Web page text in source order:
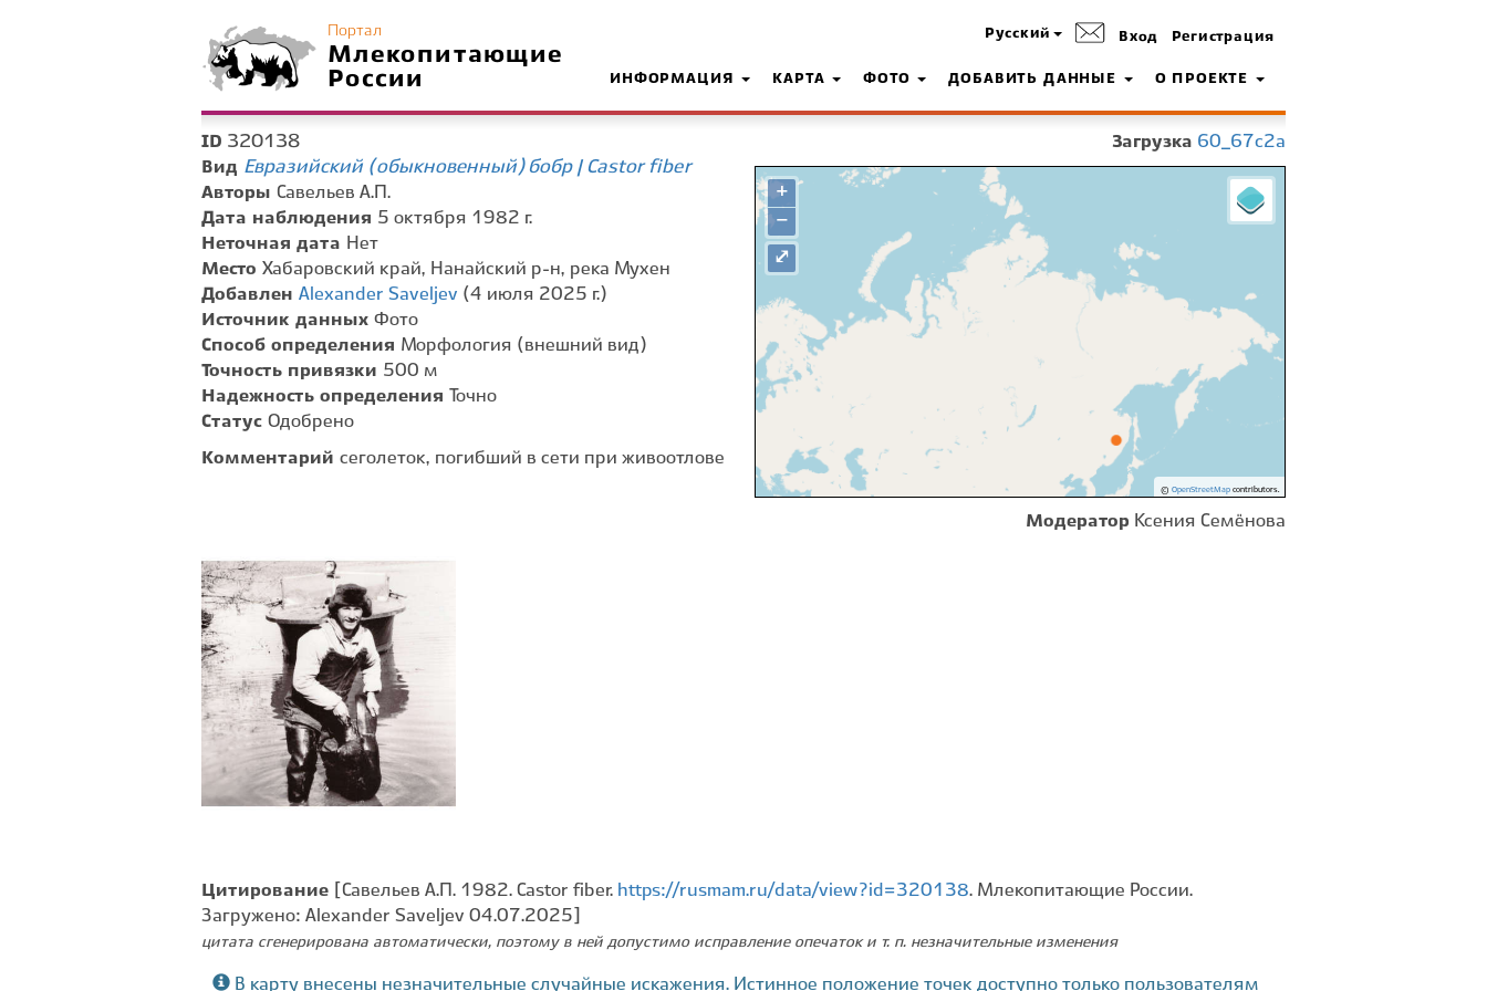
Портал
Млекопитающие
России
Русский Вход Регистрация
ИНФОРМАЦИЯ КАРТА ФОТО ДОБАВИТЬ ДАННЫЕ О ПРОЕКТЕ
ID 320138
Вид Евразийский (обыкновенный) бобр | Castor fiber
Авторы Савельев А.П.
Дата наблюдения 5 октября 1982 г.
Неточная дата Нет
Место Хабаровский край, Нанайский р-н, река Мухен
Добавлен Alexander Saveljev (4 июля 2025 г.)
Источник данных Фото
Способ определения Морфология (внешний вид)
Точность привязки 500 м
Надежность определения
Точно
Статус Одобрено
Комментарий сеголеток, погибший в сети при живоотлове
Загрузка 60_67c2a
+
−
© OpenStreetMapcontributors.
⤢
Модератор Ксения Семёнова
Цитирование [Савельев А.П. 1982. Castor fiber. https://rusmam.ru/data/view?id=320138. Млекопитающие России.
Загружено: Alexander Saveljev 04.07.2025]
цитата сгенерирована автоматически, поэтому в ней допустимо исправление опечаток и т. п. незначительные изменения
В карту внесены незначительные случайные искажения. Истинное положение точек доступно только пользователям